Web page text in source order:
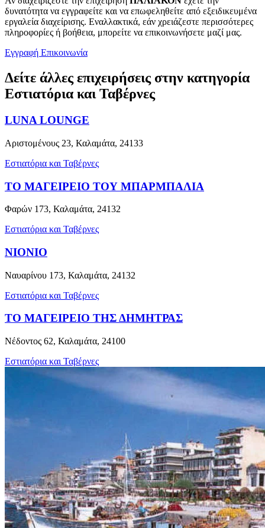
δυνατότητα να εγγραφείτε και να επωφεληθείτε από εξειδικευμένα
εργαλεία διαχείρισης. Εναλλακτικά, εάν χρειάζεστε περισσότερες
πληροφορίες ή βοήθεια, μπορείτε να επικοινωνήσετε μαζί μας.
Εγγραφή Επικοινωνία
Δείτε άλλες επιχειρήσεις στην κατηγορία
Εστιατόρια και Ταβέρνες
LUNA LOUNGE
Αριστομένους 23, Καλαμάτα, 24133
Εστιατόρια και Ταβέρνες
ΤΟ ΜΑΓΕΙΡΕΙΟ ΤΟΥ ΜΠΑΡΜΠΑΛΙΑ
Φαρών 173, Καλαμάτα, 24132
Εστιατόρια και Ταβέρνες
NIONIO
Ναυαρίνου 173, Καλαμάτα, 24132
Εστιατόρια και Ταβέρνες
ΤΟ ΜΑΓΕΙΡΕΙΟ ΤΗΣ ΔΗΜΗΤΡΑΣ
Νέδοντος 62, Καλαμάτα, 24100
Εστιατόρια και Ταβέρνες